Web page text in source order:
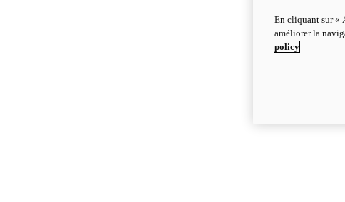
En cliquant sur «
améliorer la
policy